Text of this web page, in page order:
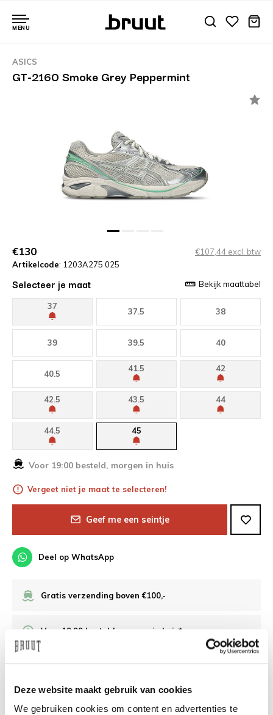
Deze website maakt gebruik van cookies
We gebruiken cookies om content en advertenties te
MENU
ASICS
GT-2160 Smoke Grey Peppermint
€130
€107,44 excl. btw
Artikelcode: 1203A275 025
Selecteer je maat Bekijk maattabel
37
37.5 38
39 39.5 40
40.5
41.5 42
42.5 43.5 44
44.5 45
Voor 19:00 besteld, morgen in huis
Vergeet niet je maat te selecteren!
Geef me een seintje
Deel op WhatsApp
Gratis verzending boven €100,-
Voor 19:00 besteld, morgen in huis*